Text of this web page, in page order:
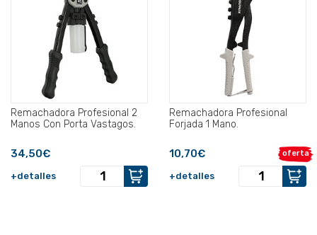
Remachadora Profesional 2
Manos Con Porta Vastagos.
34,50€
+detalles
Remachadora Profesional
Forjada 1 Mano.
oferta
10,70€
+detalles